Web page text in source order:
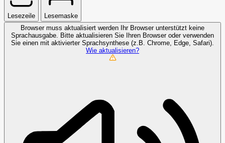
Lesezeile
Lesemaske
Browser muss aktualisiert werden
Ihr Browser unterstützt keine
Sprachausgabe. Bitte aktualisieren Sie Ihren Browser oder verwenden
Sie einen mit aktivierter Sprachsynthese (z.B. Chrome, Edge, Safari).
Wie aktualisieren?